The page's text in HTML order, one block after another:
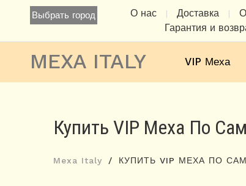
Выбрать город О нас | Доставка |
Гарантия и
MEXA ITALY VIP Меха
Купить VIP Меха По
Mexa Italy КУПИТЬ VIP МЕХА ПО